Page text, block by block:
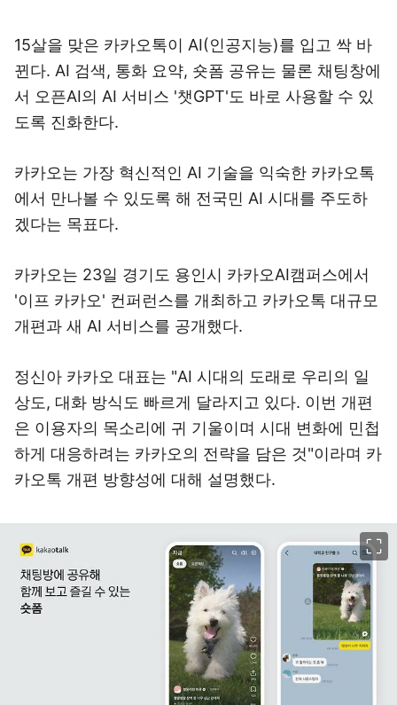
15살을 맞은 카카오톡이 AI(인공지능)를 입고 싹 바
뀐다. AI 검색, 통화 요약, 숏폼 공유는 물론 채팅창에
서 오픈AI의 AI 서비스 '챗GPT'도 바로 사용할 수 있
도록 진화한다.
카카오는 가장 혁신적인 AI 기술을 익숙한 카카오톡
에서 만나볼 수 있도록 해 전국민 AI 시대를 주도하
겠다는 목표다.
카카오는 23일 경기도 용인시 카카오AI캠퍼스에서
'이프 카카오' 컨퍼런스를 개최하고 카카오톡 대규모
개편과 새 AI 서비스를 공개했다.
정신아 카카오 대표는 "AI 시대의 도래로 우리의 일
상도, 대화 방식도 빠르게 달라지고 있다. 이번 개편
은 이용자의 목소리에 귀 기울이며 시대 변화에 민첩
하게 대응하려는 카카오의 전략을 담은 것"이라며 카
카오톡 개편 방향성에 대해 설명했다.